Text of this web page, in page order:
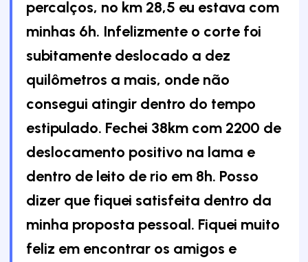
percalços, no km 28,5 eu estava com
minhas 6h. Infelizmente o corte foi
subitamente deslocado a dez
quilômetros a mais, onde não
consegui atingir dentro do tempo
estipulado. Fechei 38km com 2200 de
deslocamento positivo na lama e
dentro de leito de rio em 8h. Posso
dizer que fiquei satisfeita dentro da
minha proposta pessoal. Fiquei muito
feliz em encontrar os amigos e